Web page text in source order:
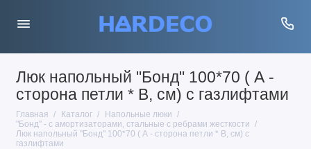
Люк напольный "Бонд" 100*70 ( А -
сторона петли * В, см) с газлифтами
Главная Каталог
Напольные люки
"Бонд" - с амортизаторами, стальные с ребрами жесткости
Люк напольный "Бонд" 100*70 ( А - сторона петли * В, см) с
газлифтами